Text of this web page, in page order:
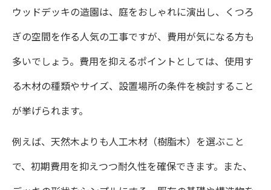
ウッドデッキの造園は、庭をおしゃれに演出し、くつろ
ぎの空間を作る人気の工事ですが、費用が気になる方も
多いでしょう。費用を抑えるポイントとしては、使用す
る木材の種類やサイズ、設置場所の条件を検討すること
が挙げられます。
例えば、天然木よりも人工木材（樹脂木）を選ぶこと
で、初期費用を抑えつつ耐久性を確保できます。また、